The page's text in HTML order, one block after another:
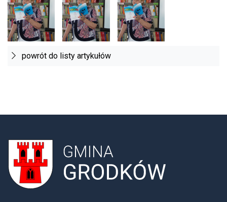
powrót do listy artykułów